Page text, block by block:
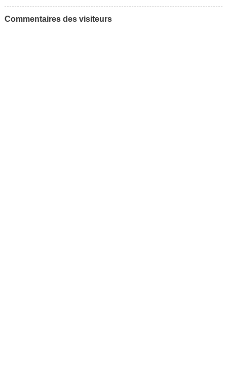
Commentaires des visiteurs